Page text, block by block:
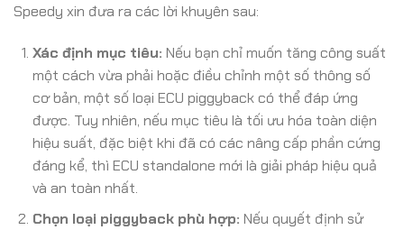
Speedy xin đưa ra các lời khuyên sau:
Xác định mục tiêu: Nếu bạn chỉ muốn tăng công suất
một cách vừa phải hoặc điều chỉnh một số thông số
cơ bản, một số loại ECU piggyback có thể đáp ứng
được. Tuy nhiên, nếu mục tiêu là tối ưu hóa toàn diện
hiệu suất, đặc biệt khi đã có các nâng cấp phần cứng
đáng kể, thì ECU standalone mới là giải pháp hiệu quả
và an toàn nhất.
Chọn loại piggyback phù hợp: Nếu quyết định sử